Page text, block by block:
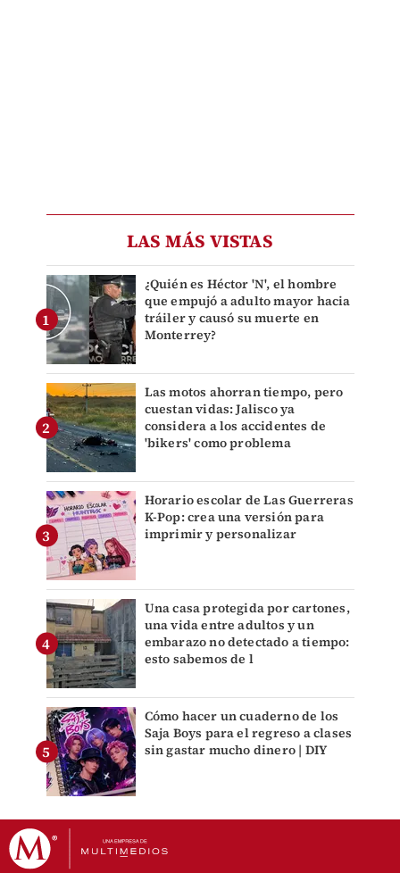
LAS MÁS VISTAS
¿Quién es Héctor 'N', el hombre
que empujó a adulto mayor hacia
tráiler y causó su muerte en
Monterrey?
Las motos ahorran tiempo, pero
cuestan vidas: Jalisco ya
considera a los accidentes de
'bikers' como problema
Horario escolar de Las Guerreras
K-Pop: crea una versión para
imprimir y personalizar
Una casa protegida por cartones,
una vida entre adultos y un
embarazo no detectado a tiempo:
esto sabemos de l
Cómo hacer un cuaderno de los
Saja Boys para el regreso a clases
sin gastar mucho dinero | DIY